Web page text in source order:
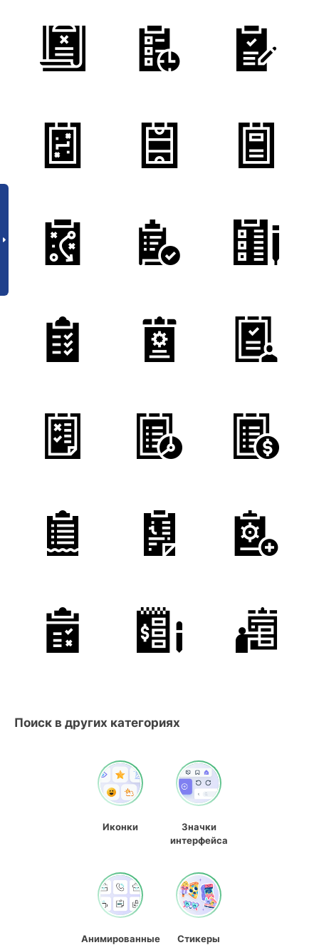
Поиск в других категориях
Иконки
Значки
интерфейса
Анимированные
Стикеры